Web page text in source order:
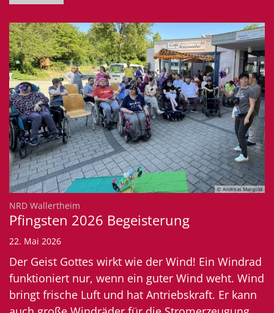
© Andreas Mangold
NRD Wallertheim
Pfingsten 2026 Begeisterung
22. Mai 2026
Der Geist Gottes wirkt wie der Wind! Ein Windrad
funktioniert nur, wenn ein guter Wind weht. Wind
bringt frische Luft und hat Antriebskraft. Er kann